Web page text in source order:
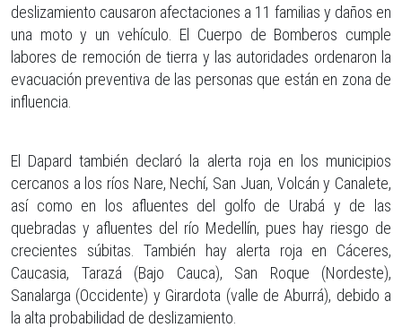
deslizamiento causaron afectaciones a 11 familias y daños en
una moto y un vehículo. El Cuerpo de Bomberos cumple
labores de remoción de tierra y las autoridades ordenaron la
evacuación preventiva de las personas que están en zona de
influencia.
El Dapard también declaró la alerta roja en los municipios
cercanos a los ríos Nare, Nechí, San Juan, Volcán y Canalete,
así como en los afluentes del golfo de Urabá y de las
quebradas y afluentes del río Medellín, pues hay riesgo de
crecientes súbitas. También hay alerta roja en Cáceres,
Caucasia, Tarazá (Bajo Cauca), San Roque (Nordeste),
Sanalarga (Occidente) y Girardota (valle de Aburrá), debido a
la alta probabilidad de deslizamiento.